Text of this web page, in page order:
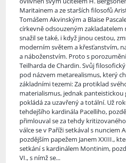
Maritainem a ze starších filosofů
Tomášem Akvinským a Blaise
církevně odsouzeným zakladatelem
snažil se také, i když jinou cestou,
moderním světem a křesťanstvím,
a náboženstvím. Proto s
Teilharda de Chardin. Svůj
pod názvem metarealismus, který
základními tezemi: Za protiklad
materialismus, jednak panteistickou
pokládá za uzavřený a totální. Už
tehdejšího kardinála Pacelliho,
přimlouval se za tehdy
válce se v Paříži setkával s nunciem
pozdějším papežem Janem XXIII.,
setkání s kardinálem Montinim,
VI., s nímž se...